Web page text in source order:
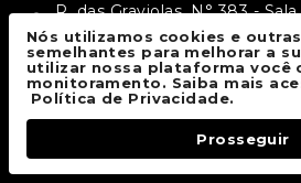
R. das Graviolas, N° 383 -
Sinop - MT, 78550-136
Canto a Canto
Todos os direitos
Nós utilizamos cookies e
semelhantes para melhorar a
utilizar nossa plataforma você
monitoramento. Saiba mais
Política de Privacidade.
Prosseguir